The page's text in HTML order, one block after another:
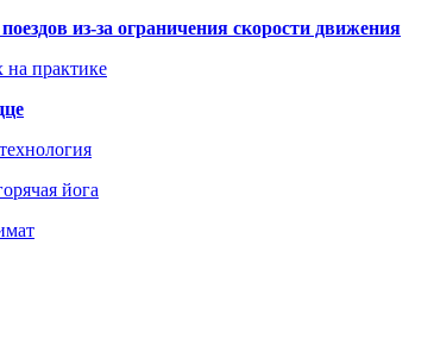
из-за ограничения скорости движения
практике
йога